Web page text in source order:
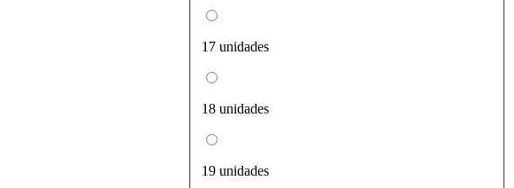
17 unidades
18 unidades
19 unidades